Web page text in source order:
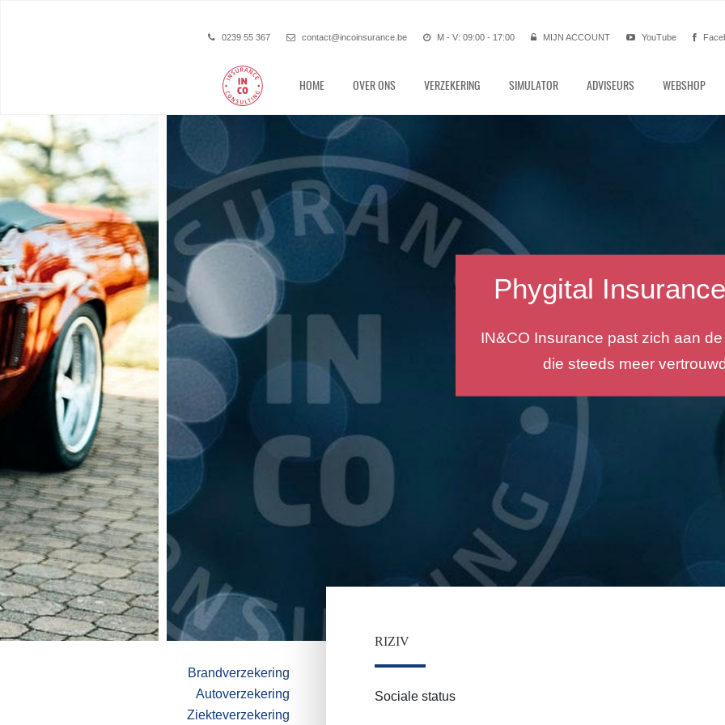
0239 55 367 contact@incoinsurance.be M - V: 09:00 - 17:00 MIJN ACCOUNT YouTube
HOME OVER ONS VERZEKERING SIMULATOR ADVISEURS WEBSHOP
Autoverzekering België
Bent u op zoek naar een financieel redelijke
België? Aarzel niet om contact met ons op te nemen of u
online een geschatte autoverzekering krijgen door de
Brandverzekering
Autoverzekering
Ziekteverzekering
RIZIV
Sociale status